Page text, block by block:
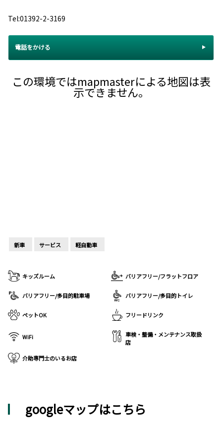
Tel:01392-2-3169
電話をかける
新車 サービス 軽自動車
キッズルーム バリアフリー/フラットフロア
バリアフリー/多目的駐車場 バリアフリー/多目的トイレ
ペットOK フリードリンク
WiFi
車検・整備・メンテナンス取扱
店
介助専門士のいるお店
この環境ではmapmasterによる地図は表
示できません。
googleマップはこちら